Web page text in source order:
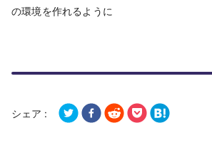
の環境を作れるように
シェア :